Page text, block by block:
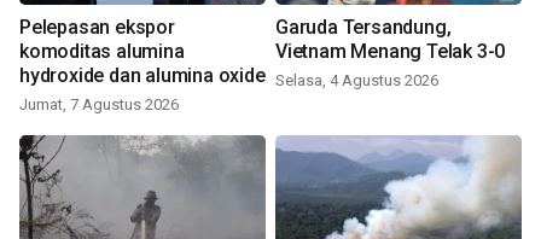
Pelepasan ekspor
komoditas alumina
hydroxide dan alumina oxide
Jumat, 7 Agustus 2026
Garuda Tersandung,
Vietnam Menang Telak 3-0
Selasa, 4 Agustus 2026